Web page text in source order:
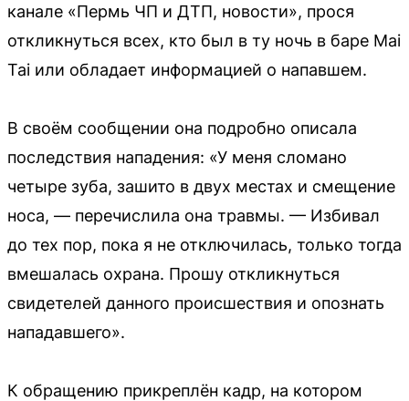
канале «Пермь ЧП и ДТП, новости», прося
откликнуться всех, кто был в ту ночь в баре Mai
Tai или обладает информацией о напавшем.
В своём сообщении она подробно описала
последствия нападения: «У меня сломано
четыре зуба, зашито в двух местах и смещение
носа, — перечислила она травмы. — Избивал
до тех пор, пока я не отключилась, только тогда
вмешалась охрана. Прошу откликнуться
свидетелей данного происшествия и опознать
нападавшего».
К обращению прикреплён кадр, на котором